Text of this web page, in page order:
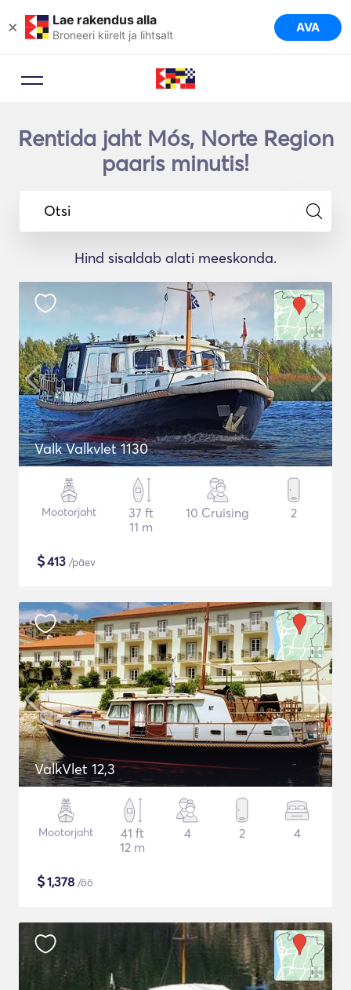
× Lae rakendus alla
Broneeri kiirelt ja lihtsalt AVA
Rentida jaht Mós, Norte Region
paaris minutis!
Otsi
Hind sisaldab alati meeskonda.
Valk Valkvlet 1130
Mootorjaht
37 ft
11 m
10 Cruising 2
$413 /päev
ValkVlet 12,3
Mootorjaht
41 ft
12 m
4 2 4
$1,378 /öö